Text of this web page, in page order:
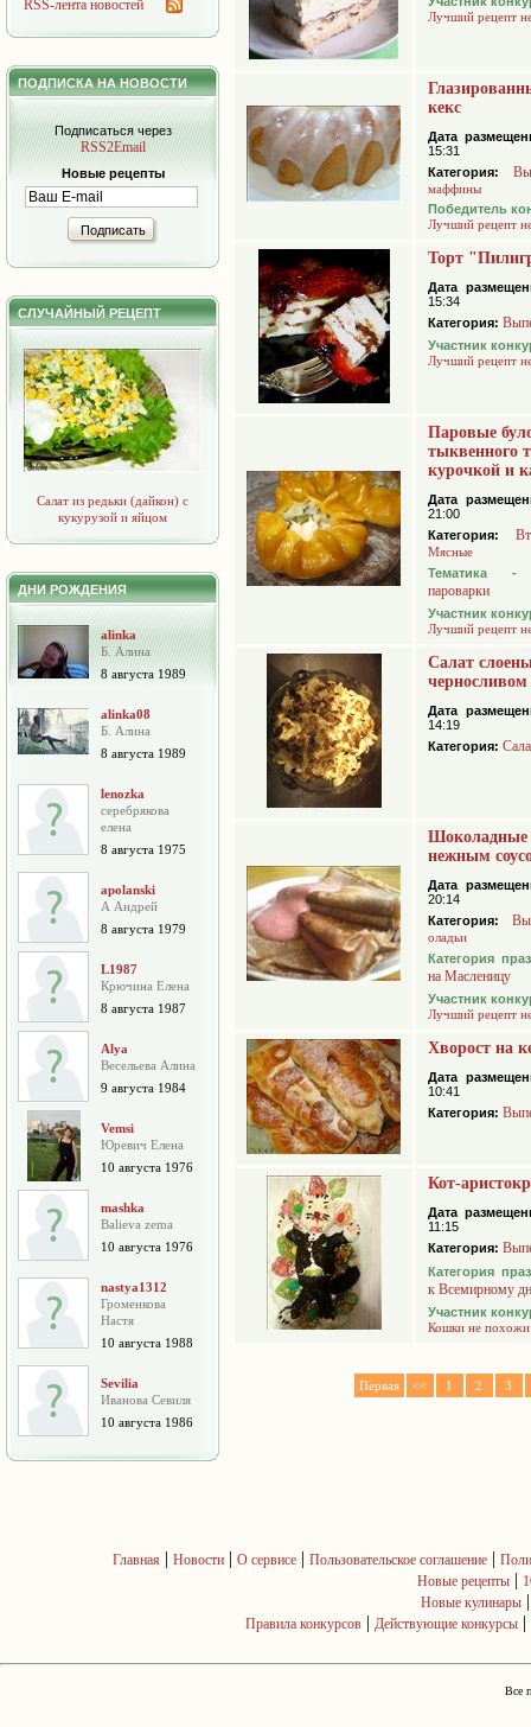
RSS-лента новостей
ПОДПИСКА НА НОВОСТИ
Подписаться через
RSS2Email
Новые рецепты
Подписать
СЛУЧАЙНЫЙ РЕЦЕПТ
Салат из редьки (дайкон) с
кукурузой и яйцом
ДНИ РОЖДЕНИЯ
alinka
Б. Алина
8 августа 1989
alinka08
Б. Алина
8 августа 1989
lenozka
серебрякова
елена
8 августа 1975
apolanski
А Андрей
8 августа 1979
L1987
Крючина Елена
8 августа 1987
Alya
Весельева Алина
9 августа 1984
Vemsi
Юревич Елена
10 августа 1976
mashka
Balieva zema
10 августа 1976
nastya1312
Громенкова
Настя
10 августа 1988
Sevilia
Иванова Севиля
10 августа 1986
Лучший рецепт
кекс
Дата
15:31
Категория:
маффины
Победитель
Лучший рецепт
Торт
Дата
15:34
Категория:
Участник
Лучший рецепт
Паровые
тыквенного
курочкой и
Дата
21:00
Категория:
Мясные
Тематика
пароварки
Участник
Лучший рецепт
Салат
черносливом
Дата
14:19
Категория:
Шоколадные
нежным
Дата
20:14
Категория:
оладьи
Категория
на Масленицу
Участник
Лучший рецепт
Хворост на
Дата
10:41
Категория:
Кот-
Дата
11:15
Категория:
Категория
к Всемирному
Участник
Кошки не похожи
Первая << 1 2 3
Главная | Новости| О сервисе| Пользовательское соглашение|
Новые рецепты |
Новые кулинары
Правила конкурсов | Действующие конкурсы |
Все